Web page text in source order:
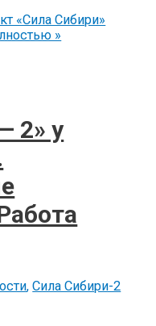
«Сила Сибири»
»
2» у
,Сила Сибири-2